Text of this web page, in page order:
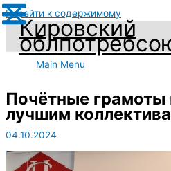
Перейти к содержимому
Кировский
Main Menu
Почётные
лучшим
04.10.2024